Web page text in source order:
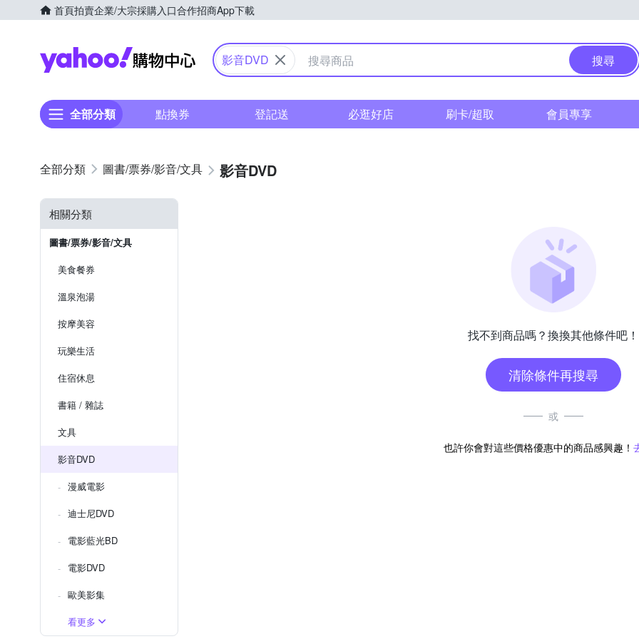
首頁拍賣企業/大宗採購入口合作招商App下載
Yahoo購物中心
影音DVD 搜尋
全部分類 點換券 登記送 必逛好店 刷卡/超取 會員專享
圖書/票券/影音/文具 影音DVD
相關分類
圖書/票券/影音/文具
美食餐券
溫泉泡湯
按摩美容
玩樂生活
住宿休息
書籍 / 雜誌
文具
影音DVD
漫威電影
迪士尼DVD
電影藍光BD
電影DVD
歐美影集
看更多
找不到商品嗎？換換其他條件吧！
清除條件再搜尋
或
也許你會對這些價格優惠中的商品感興趣！